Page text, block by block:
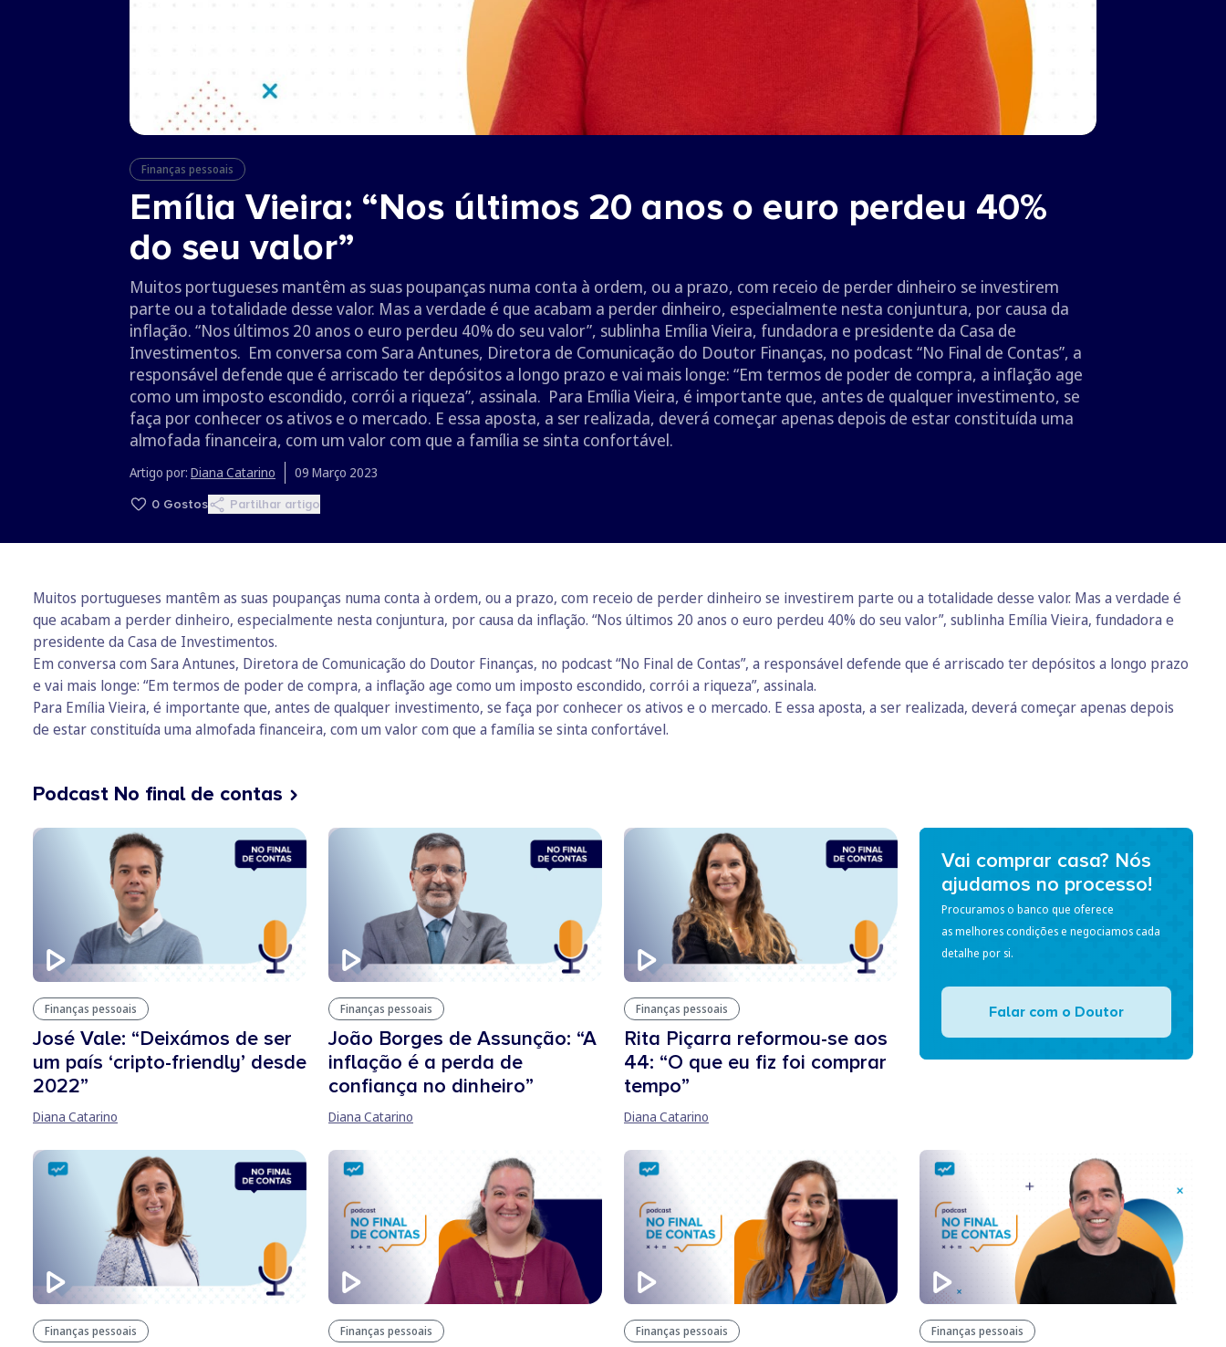
Finanças pessoais
Emília Vieira: “Nos últimos 20 anos o euro perdeu 40%
do seu valor”
Muitos portugueses mantêm as suas poupanças numa conta à ordem, ou a prazo, com receio de perder dinheiro se investirem
parte ou a totalidade desse valor. Mas a verdade é que acabam a perder dinheiro, especialmente nesta conjuntura, por causa da
inflação. “Nos últimos 20 anos o euro perdeu 40% do seu valor”, sublinha Emília Vieira, fundadora e presidente da Casa de
Investimentos. Em conversa com Sara Antunes, Diretora de Comunicação do Doutor Finanças, no podcast “No Final de Contas”, a
responsável defende que é arriscado ter depósitos a longo prazo e vai mais longe: “Em termos de poder de compra, a inflação age
como um imposto escondido, corrói a riqueza”, assinala. Para Emília Vieira, é importante que, antes de qualquer investimento, se
faça por conhecer os ativos e o mercado. E essa aposta, a ser realizada, deverá começar apenas depois de estar constituída uma
almofada financeira, com um valor com que a família se sinta confortável.
Artigo por: Diana Catarino 09 Março 2023
0 Gostos Partilhar artigo
Muitos portugueses mantêm as suas poupanças numa conta à ordem, ou a prazo, com receio de perder dinheiro se investirem parte ou a totalidade desse valor. Mas a verdade é
que acabam a perder dinheiro, especialmente nesta conjuntura, por causa da inflação. “Nos últimos 20 anos o euro perdeu 40% do seu valor”, sublinha Emília Vieira, fundadora e
presidente da Casa de Investimentos.
Em conversa com Sara Antunes, Diretora de Comunicação do Doutor Finanças, no podcast “No Final de Contas”, a responsável defende que é arriscado ter depósitos a longo prazo
e vai mais longe: “Em termos de poder de compra, a inflação age como um imposto escondido, corrói a riqueza”, assinala.
Para Emília Vieira, é importante que, antes de qualquer investimento, se faça por conhecer os ativos e o mercado. E essa aposta, a ser realizada, deverá começar apenas depois
de estar constituída uma almofada financeira, com um valor com que a família se sinta confortável.
Podcast No final de contas
Finanças pessoais
José Vale: “Deixámos de ser
um país ‘cripto-friendly’ desde
2022”
Diana Catarino
Finanças pessoais
João Borges de Assunção: “A
inflação é a perda de
confiança no dinheiro”
Diana Catarino
Finanças pessoais
Rita Piçarra reformou-se aos
44: “O que eu fiz foi comprar
tempo”
Diana Catarino
Vai comprar casa? Nós
ajudamos no processo!
Procuramos o banco que oferece
as melhores condições e negociamos cada
detalhe por si.
Falar com o Doutor
Finanças pessoais Finanças pessoais Finanças pessoais Finanças pessoais